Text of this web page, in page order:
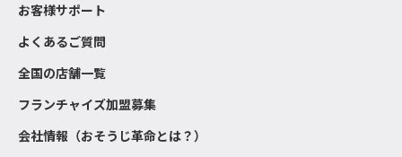
お客様サポート
よくあるご質問
全国の店舗一覧
フランチャイズ加盟募集
会社情報（おそうじ革命とは？）